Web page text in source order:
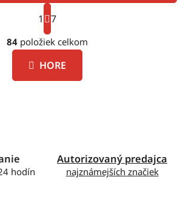
O
v
l
á
d
S
t
r
á
n
k
1 7
84 položiek celkom
HORE
hodín
Autorizovaný predajca
najznámejších značiek